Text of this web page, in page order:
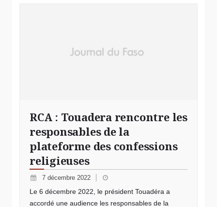
RCA : Touadera rencontre les
responsables de la
plateforme des confessions
religieuses
7 décembre 2022
Le 6 décembre 2022, le président Touadéra a
accordé une audience les responsables de la